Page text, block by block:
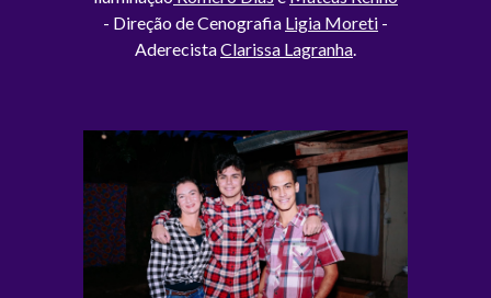
- Direção de Cenografia Ligia Moreti -
AderecistaClarissa Lagranha.